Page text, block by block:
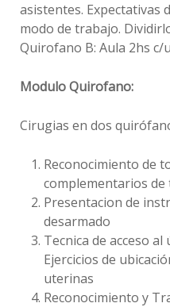
asistentes. Expectativas
modo de trabajo.
Quirofano B: Aula 2hs
Modulo Quirofano:
Cirugias en dos
Reconocimiento de
complementarios de
Presentacion de
desarmado
Tecnica de acceso
Ejercicios de
uterinas
Reconocimiento y